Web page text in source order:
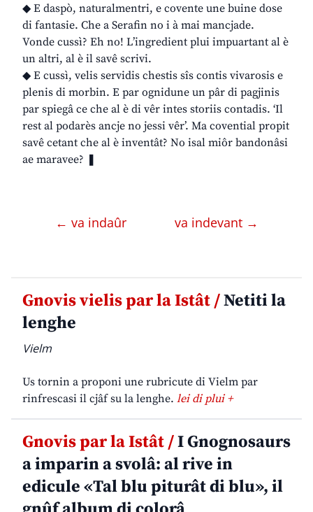
◆ E daspò, naturalmentri, e covente une buine dose
di fantasie. Che a Serafin no i à mai mancjade.
Vonde cussì? Eh no! L’ingredient plui impuartant al è
un altri, al è il savê scrivi.
◆ E cussì, velis servidis chestis sîs contis vivarosis e
plenis di morbin. E par ognidune un pâr di pagjinis
par spiegâ ce che al è di vêr intes storiis contadis. ‘Il
rest al podarès ancje no jessi vêr’. Ma covential propit
savê cetant che al è inventât? No isal miôr bandonâsi
ae maravee? ❚
← va indaûr va indevant →
Gnovis vielis par la Istât /Netiti la
lenghe
Vielm
Us tornin a proponi une rubricute di Vielm par
rinfrescasi il cjâf su la lenghe. lei di plui +
Gnovis par la Istât /I Gnognosaurs
a imparin a svolâ: al rive in
edicule «Tal blu piturât di blu», il